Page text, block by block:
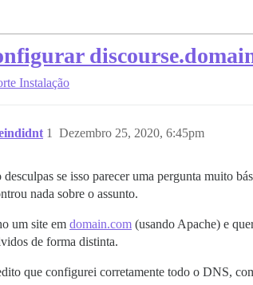
Instalação
Dezembro 25, 2020, 6:45pm
1
desculpas se isso parecer uma pergunta muito
nada sobre o assunto.
um site em domain.com (usando Apache) e
de forma distinta.
que configurei corretamente todo o DNS,